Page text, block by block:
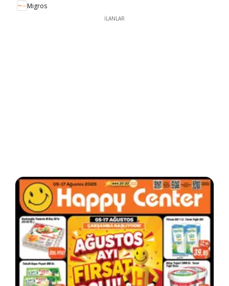
Migros
İLANLAR